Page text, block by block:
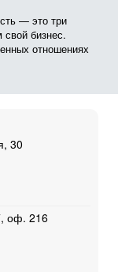
— это три
бизнес.
отношениях
30
оф. 216